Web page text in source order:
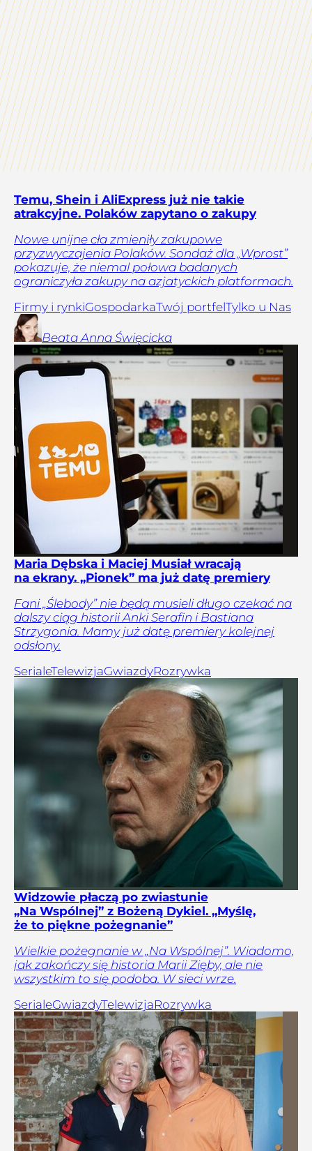
Temu, Shein i AliExpress już nie takie
atrakcyjne. Polaków zapytano o zakupy
Nowe unijne cła zmieniły zakupowe
przyzwyczajenia Polaków. Sondaż dla „Wprost”
pokazuje, że niemal połowa badanych
ograniczyła zakupy na azjatyckich platformach.
Firmy i rynkiGospodarkaTwój portfelTylko u Nas
Beata Anna Święcicka
Maria Dębska i Maciej Musiał wracają
na ekrany. „Pionek” ma już datę premiery
Fani „Ślebody” nie będą musieli długo czekać na
dalszy ciąg historii Anki Serafin i Bastiana
Strzygonia. Mamy już datę premiery kolejnej
odsłony.
SerialeTelewizjaGwiazdyRozrywka
Widzowie płaczą po zwiastunie
„Na Wspólnej” z Bożeną Dykiel. „Myślę,
że to piękne pożegnanie”
Wielkie pożegnanie w „Na Wspólnej”. Wiadomo,
jak zakończy się historia Marii Zięby, ale nie
wszystkim to się podoba. W sieci wrze.
SerialeGwiazdyTelewizjaRozrywka